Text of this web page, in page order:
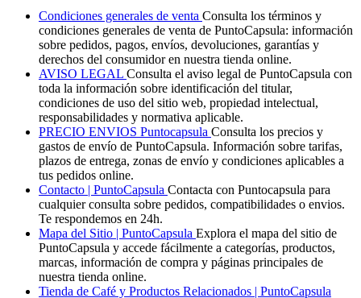
Condiciones generales de venta Consulta los términos y
condiciones generales de venta de PuntoCapsula: información
sobre pedidos, pagos, envíos, devoluciones, garantías y
derechos del consumidor en nuestra tienda online.
AVISO LEGAL Consulta el aviso legal de PuntoCapsula con
toda la información sobre identificación del titular,
condiciones de uso del sitio web, propiedad intelectual,
responsabilidades y normativa aplicable.
PRECIO ENVIOS Puntocapsula Consulta los precios y
gastos de envío de PuntoCapsula. Información sobre tarifas,
plazos de entrega, zonas de envío y condiciones aplicables a
tus pedidos online.
Contacto | PuntoCapsula Contacta con Puntocapsula para
cualquier consulta sobre pedidos, compatibilidades o envios.
Te respondemos en 24h.
Mapa del Sitio | PuntoCapsula Explora el mapa del sitio de
PuntoCapsula y accede fácilmente a categorías, productos,
marcas, información de compra y páginas principales de
nuestra tienda online.
Tienda de Café y Productos Relacionados | PuntoCapsula